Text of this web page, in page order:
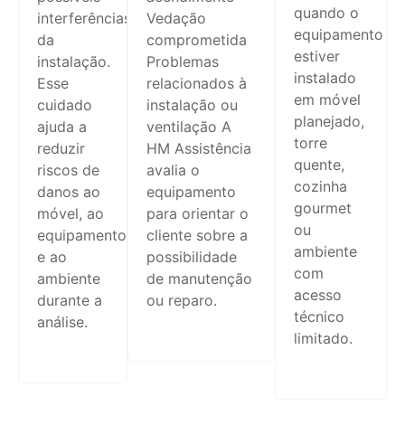
interferências
da
instalação.
Esse
cuidado
ajuda a
reduzir
riscos de
danos ao
móvel, ao
equipamento
e ao
ambiente
durante a
análise.
Vedação
comprometida
Problemas
relacionados à
instalação ou
ventilação A
HM Assistência
avalia o
equipamento
para orientar o
cliente sobre a
possibilidade
de manutenção
ou reparo.
quando o
equipamento
estiver
instalado
em móvel
planejado,
torre
quente,
cozinha
gourmet
ou
ambiente
com
acesso
técnico
limitado.